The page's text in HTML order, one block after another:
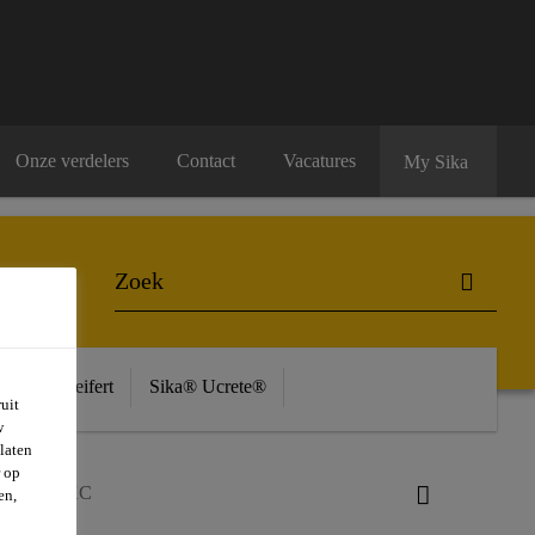
Onze verdelers Contact Vacatures My Sika
Seifert Sika® Ucrete®
406 KC
op